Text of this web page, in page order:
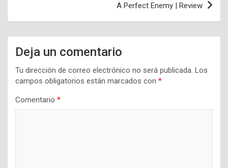
A Perfect Enemy | Review
Deja un comentario
Tu dirección de correo electrónico no será publicada. Los
campos obligatorios están marcados con *
Comentario *